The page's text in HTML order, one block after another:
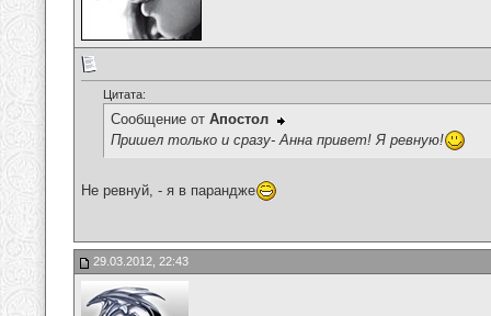
Цитата:
Сообщение от Апостол
Пришел только и сразу- Анна привет! Я ревную!
Не ревнуй, - я в парандже
29.03.2012, 22:43